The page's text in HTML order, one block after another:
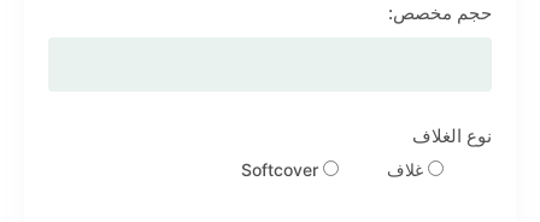
حجم مخصص:
نوع الغلاف
غلاف Softcover